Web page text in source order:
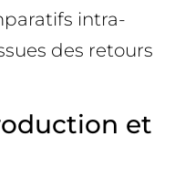
intra-
des retours
et